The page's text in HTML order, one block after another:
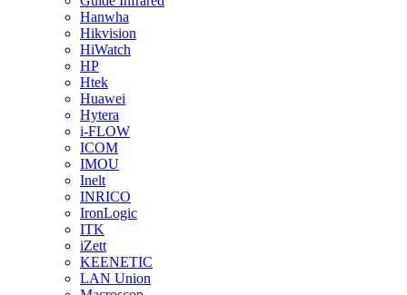
Hanwha
Hikvision
HiWatch
HP
Htek
Huawei
Hytera
i-FLOW
ICOM
IMOU
Inelt
INRICO
IronLogic
ITK
iZett
KEENETIC
LAN Union